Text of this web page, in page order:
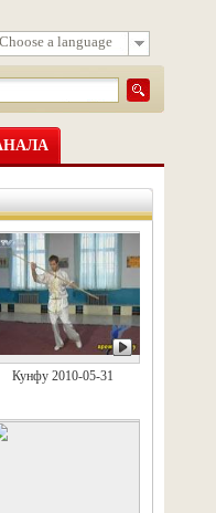
Choose a language
Кунфу 2010-05-31